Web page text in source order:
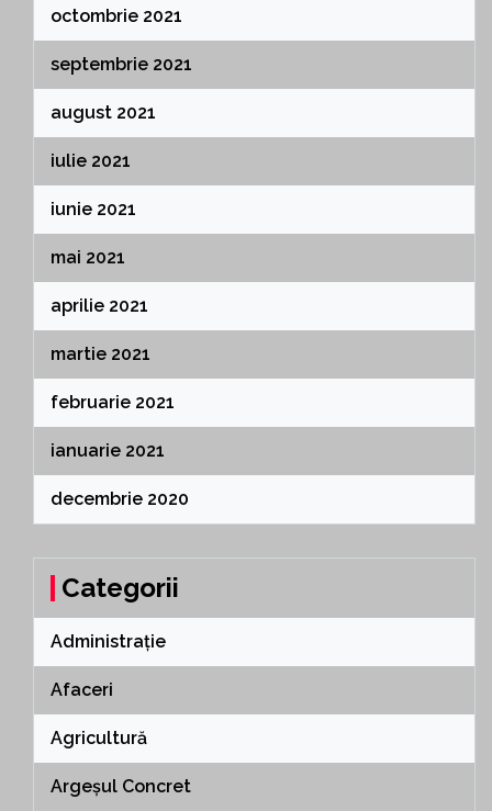
octombrie 2021
septembrie 2021
august 2021
iulie 2021
iunie 2021
mai 2021
aprilie 2021
martie 2021
februarie 2021
ianuarie 2021
decembrie 2020
Categorii
Administrație
Afaceri
Agricultură
Argeșul Concret